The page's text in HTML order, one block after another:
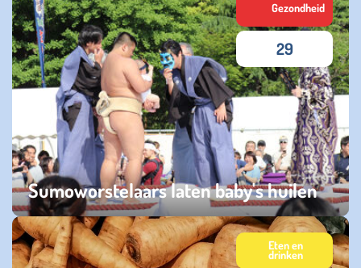
Sumoworstelaars laten baby's huilen
zondag 29 maart 2026
Gezondheid
29
Eten en
drinken